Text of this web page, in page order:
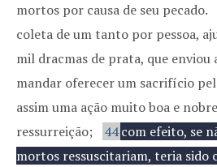
mortos por causa de seu pecado.
coleta de um tanto por pessoa,
mil dracmas de prata, que enviou
mandar oferecer um sacrifício
assim uma ação muito boa e
ressurreição;
44com efeito, se
mortos ressuscitariam, teria sido